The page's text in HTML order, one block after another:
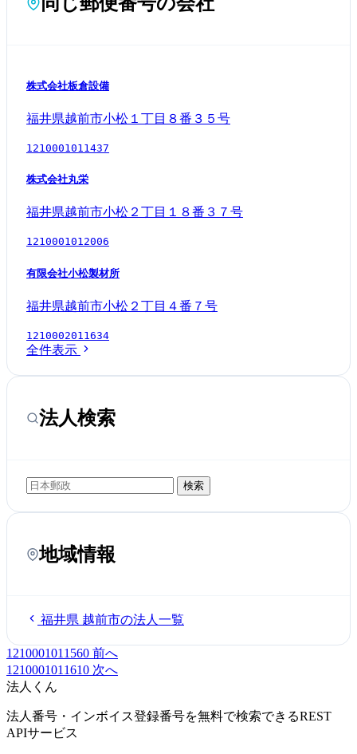
株式会社板倉設備
福井県越前市小松１丁目８番３５号
1210001011437
株式会社丸栄
福井県越前市小松２丁目１８番３７号
1210001012006
有限会社小松製材所
福井県越前市小松２丁目４番７号
1210002011634
全件表示
法人検索
検索
地域情報
福井県 越前市の法人一覧
1210001011560 前へ
1210001011610 次へ
法人くん
法人番号・インボイス登録番号を無料で検索できるREST
APIサービス